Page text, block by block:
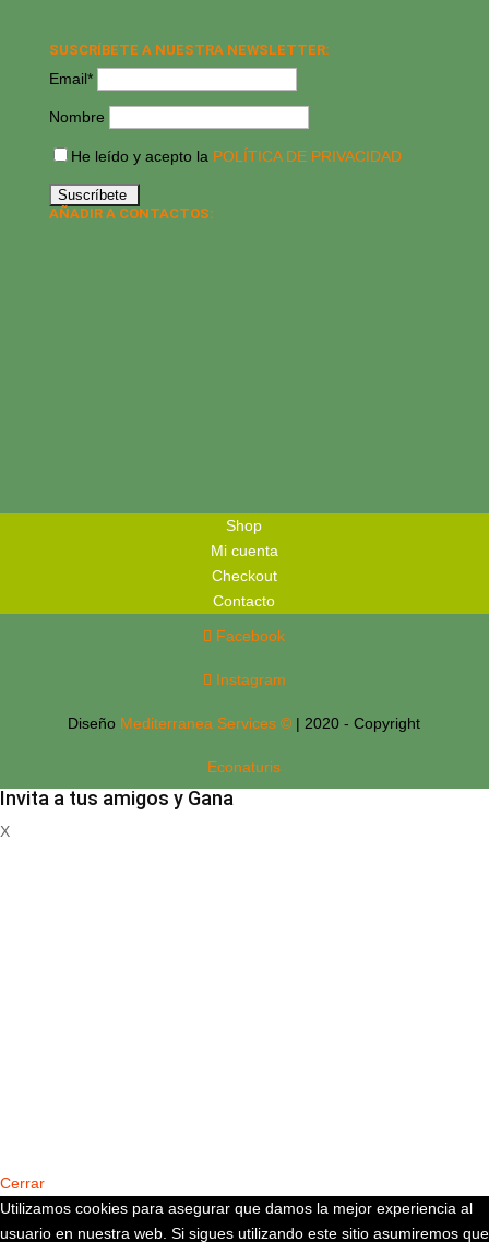
SUSCRÍBETE A NUESTRA NEWSLETTER:
Email*
Nombre
He leído y acepto la POLÍTICA DE PRIVACIDAD
AÑADIR A CONTACTOS:
Shop
Mi cuenta
Checkout
Contacto
Facebook
Instagram
Diseño Mediterranea Services © | 2020 - Copyright
Econaturis
Invita a tus amigos y Gana
X
Cerrar
Utilizamos cookies para asegurar que damos la mejor experiencia al
usuario en nuestra web. Si sigues utilizando este sitio asumiremos que